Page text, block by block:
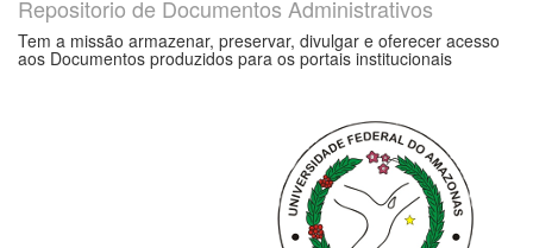
Repositorio de Documentos Administrativos
Tem a missão armazenar, preservar, divulgar e oferecer acesso
aos Documentos produzidos para os portais institucionais